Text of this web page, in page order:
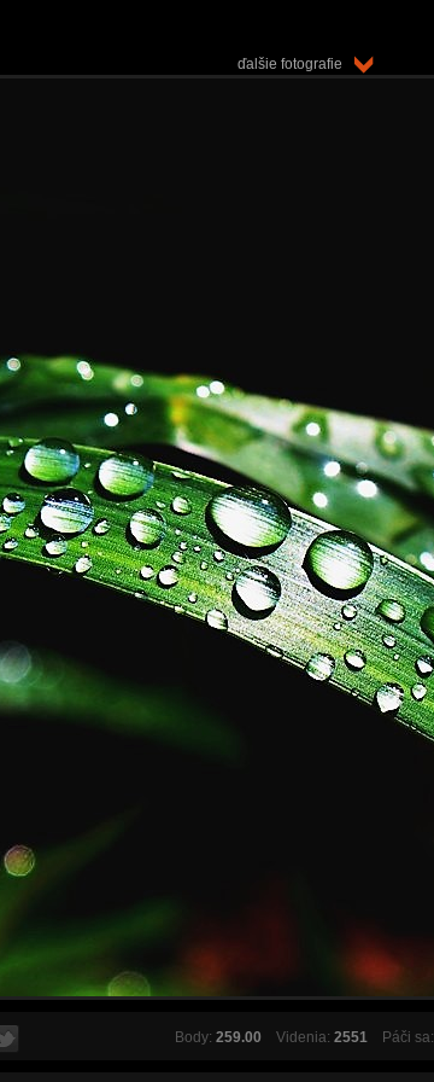
ďalšie fotografie
Body: 259.00 Videnia: 2551 Páči sa: